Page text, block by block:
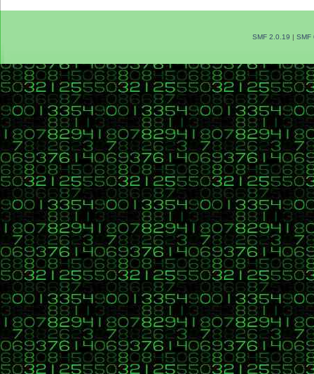
SMF 2.0.19 SMF